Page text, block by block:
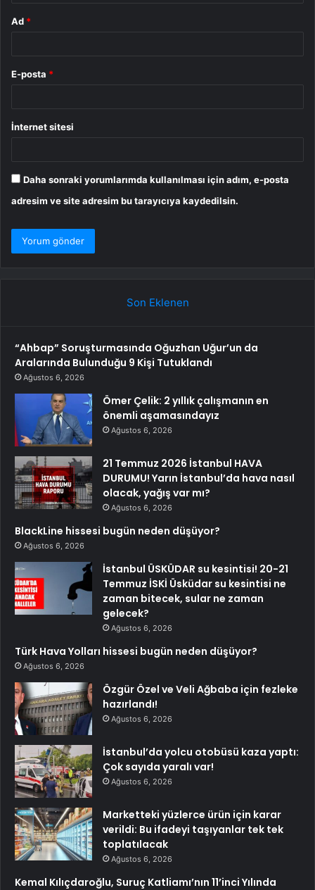
Ad *
E-posta *
İnternet sitesi
Daha sonraki yorumlarımda kullanılması için adım, e-posta
adresim ve site adresim bu tarayıcıya kaydedilsin.
Son Eklenen
“Ahbap” Soruşturmasında Oğuzhan Uğur’un da
Aralarında Bulunduğu 9 Kişi Tutuklandı
Ağustos 6, 2026
Ömer Çelik: 2 yıllık çalışmanın en
önemli aşamasındayız
Ağustos 6, 2026
21 Temmuz 2026 İstanbul HAVA
DURUMU! Yarın İstanbul’da hava nasıl
olacak, yağış var mı?
Ağustos 6, 2026
BlackLine hissesi bugün neden düşüyor?
Ağustos 6, 2026
İstanbul ÜSKÜDAR su kesintisi! 20-21
Temmuz İSKİ Üsküdar su kesintisi ne
zaman bitecek, sular ne zaman
gelecek?
Ağustos 6, 2026
Türk Hava Yolları hissesi bugün neden düşüyor?
Ağustos 6, 2026
Özgür Özel ve Veli Ağbaba için fezleke
hazırlandı!
Ağustos 6, 2026
İstanbul’da yolcu otobüsü kaza yaptı:
Çok sayıda yaralı var!
Ağustos 6, 2026
Marketteki yüzlerce ürün için karar
verildi: Bu ifadeyi taşıyanlar tek tek
toplatılacak
Ağustos 6, 2026
Kemal Kılıçdaroğlu, Suruç Katliamı’nın 11’inci Yılında